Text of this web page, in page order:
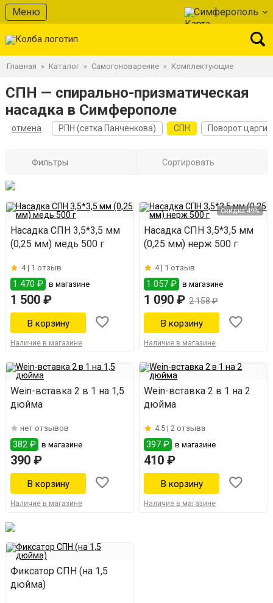
Меню Симферополь
Главная » Каталог » Самогоноварение » Комплектующие
СПН — спирально-призматическая
насадка в Симферополе
отмена РПН (сетка Панченкова) СПН Поворот царги
Фильтры Сортировать
Насадка СПН 3,5*3,5 мм
(0,25 мм) медь 500 г
4 | 1 отзыв
1 470 ₽ в магазине
1 500 ₽
Наличие в магазине
Скидка 49%
Насадка СПН 3,5*3,5 мм
(0,25 мм) нерж 500 г
4 | 1 отзыв
1 057 ₽ в магазине
1 090 ₽ 2 158 ₽
Наличие в магазине
Wein-вставка 2 в 1 на 1,5
дюйма
нет отзывов
382 ₽ в магазине
390 ₽
Наличие в магазине
Wein-вставка 2 в 1 на 2
дюйма
4.5 |2 отзыва
397 ₽ в магазине
410 ₽
Наличие в магазине
Фиксатор СПН (на 1,5
дюйма)